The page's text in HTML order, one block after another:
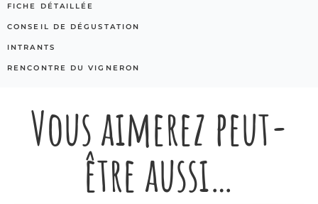
FICHE DÉTAILLÉE
CONSEIL DE DÉGUSTATION
INTRANTS
RENCONTRE DU VIGNERON
Vous aimerez peut-
être aussi…